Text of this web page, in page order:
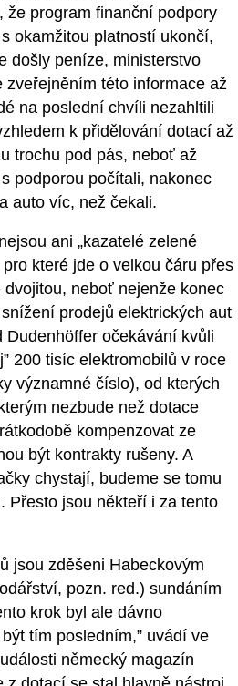
že program finanční podpory
okamžitou platností ukončí,
došly peníze, ministerstvo
zveřejněním této informace až
na poslední chvíli nezahltili
k přidělování dotací až
trochu pod pás, neboť až
podporou počítali, nakonec
auto víc, než čekali.
ani „kazatelé zelené
které jde o velkou čáru přes
dvojitou, neboť nejenže konec
prodejů elektrických aut
Dudenhöffer očekávání kvůli
200 tisíc elektromobilů v roce
významné číslo), od kterých
nezbude než dotace
kompenzovat ze
být kontrakty rušeny. A
chystají, budeme se tomu
Přesto jsou někteří i za tento
jsou zděšeni Habeckovým
pozn. red.) sundáním
krok byl ale dávno
tím posledním,” uvádí ve
německý magazín